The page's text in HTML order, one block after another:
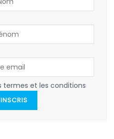
termes et les conditions